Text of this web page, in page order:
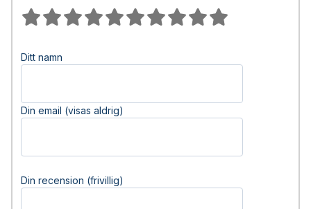
Ditt namn
Din email (visas aldrig)
Din recension (frivillig)